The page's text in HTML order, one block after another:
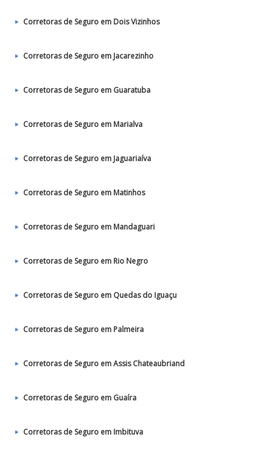
Corretoras de Seguro em Dois Vizinhos
Corretoras de Seguro em Jacarezinho
Corretoras de Seguro em Guaratuba
Corretoras de Seguro em Marialva
Corretoras de Seguro em Jaguariaíva
Corretoras de Seguro em Matinhos
Corretoras de Seguro em Mandaguari
Corretoras de Seguro em Rio Negro
Corretoras de Seguro em Quedas do Iguaçu
Corretoras de Seguro em Palmeira
Corretoras de Seguro em Assis Chateaubriand
Corretoras de Seguro em Guaíra
Corretoras de Seguro em Imbituva